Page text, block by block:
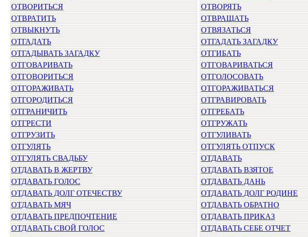
ОТВОРИТЬСЯ
ОТВОРЯТЬ
ОТВРАТИТЬ
ОТВРАЩАТЬ
ОТВЫКНУТЬ
ОТВЯЗАТЬСЯ
ОТГАДАТЬ
ОТГАДАТЬ ЗАГАДКУ
ОТГАДЫВАТЬ ЗАГАДКУ
ОТГИБАТЬ
ОТГОВАРИВАТЬ
ОТГОВАРИВАТЬСЯ
ОТГОВОРИТЬСЯ
ОТГОЛОСОВАТЬ
ОТГОРАЖИВАТЬ
ОТГОРАЖИВАТЬСЯ
ОТГОРОДИТЬСЯ
ОТГРАВИРОВАТЬ
ОТГРАНИЧИТЬ
ОТГРЕБАТЬ
ОТГРЕСТИ
ОТГРУЖАТЬ
ОТГРУЗИТЬ
ОТГУЛИВАТЬ
ОТГУЛЯТЬ
ОТГУЛЯТЬ ОТПУСК
ОТГУЛЯТЬ СВАДЬБУ
ОТДАВАТЬ
ОТДАВАТЬ В ЖЕРТВУ
ОТДАВАТЬ ВЗЯТОЕ
ОТДАВАТЬ ГОЛОС
ОТДАВАТЬ ДАНЬ
ОТДАВАТЬ ДОЛГ ОТЕЧЕСТВУ
ОТДАВАТЬ ДОЛГ РОДИНЕ
ОТДАВАТЬ МЯЧ
ОТДАВАТЬ ОБРАТНО
ОТДАВАТЬ ПРЕДПОЧТЕНИЕ
ОТДАВАТЬ ПРИКАЗ
ОТДАВАТЬ СВОЙ ГОЛОС
ОТДАВАТЬ СЕБЕ ОТЧЕТ